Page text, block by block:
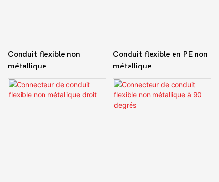
Conduit flexible non
métallique
Conduit flexible en PE non
métallique